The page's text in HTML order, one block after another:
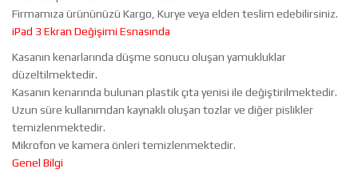
Firmamıza ürününüzü Kargo, Kurye veya elden teslim edebilirsiniz.
iPad 3 Ekran Değişimi Esnasında
Kasanın kenarlarında düşme sonucu oluşan yamukluklar
düzeltilmektedir.
Kasanın kenarında bulunan plastik çıta yenisi ile değiştirilmektedir.
Uzun süre kullanımdan kaynaklı oluşan tozlar ve diğer pislikler
temizlenmektedir.
Mikrofon ve kamera önleri temizlenmektedir.
Genel Bilgi